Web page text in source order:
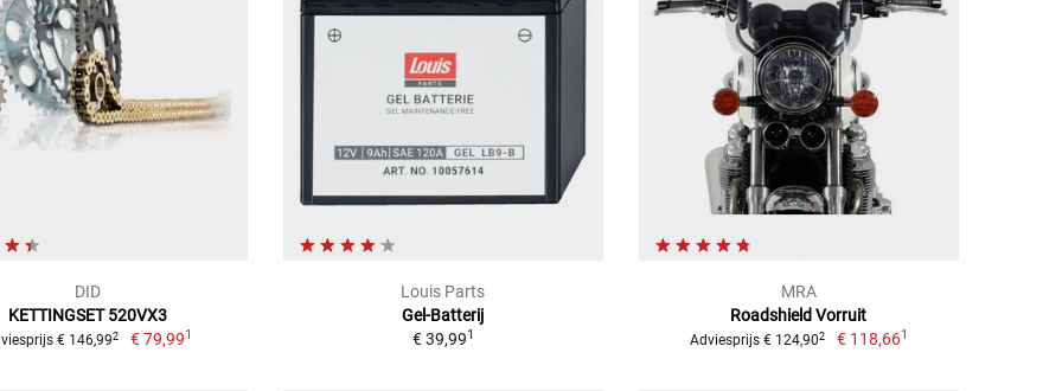
DID
KETTINGSET 520VX3
€ 146,992 € 79,991
Louis Parts
Gel-Batterij
€ 39,991
MRA
Roadshield Vorruit
Adviesprijs € 124,902 € 118,661